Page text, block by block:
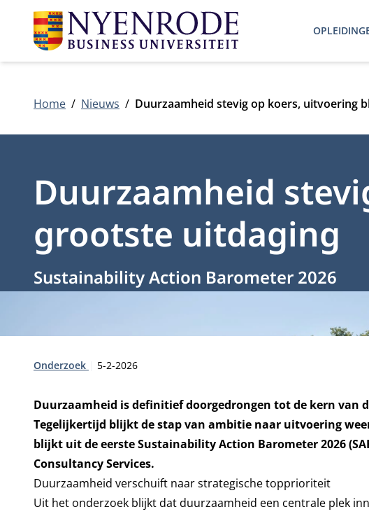
Home Nieuws Duurzaamheid stevig op koers, uitvoering
Duurzaamheid
grootste uitdaging
Sustainability Action Barometer 2026
Type:
Onderzoek Publicatiedatum:
5-2-2026
Duurzaamheid is definitief doorgedrongen tot de kern van
Tegelijkertijd blijkt de stap van ambitie naar uitvoering
blijkt uit de eerste Sustainability Action Barometer 2026
Consultancy Services.
Duurzaamheid verschuift naar strategische topprioriteit
Uit het onderzoek blijkt dat duurzaamheid een centrale plek